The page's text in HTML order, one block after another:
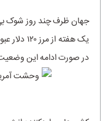
یک
در صورت ادامه این وضعیت، قیمت می‌تواند تا ۱۵۰ و